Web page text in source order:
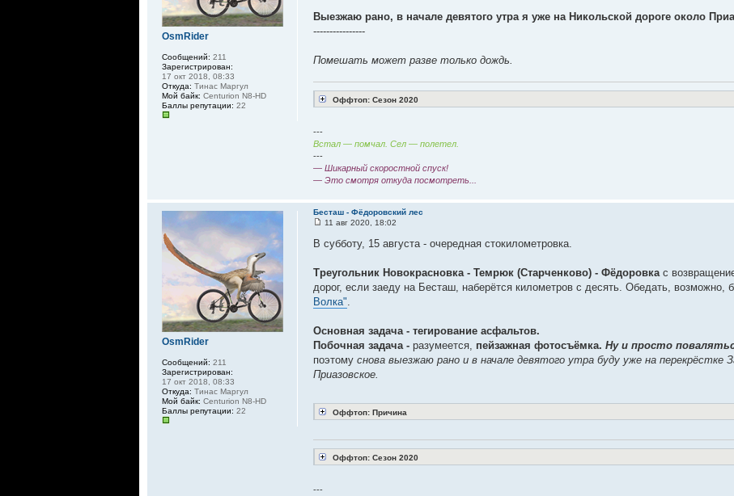
Выезжаю рано, в начале девятого утра я уже на Никольской дороге около
----------------
Помешать может разве только дождь.
Оффтоп: Сезон 2020
---
Встал — помчал. Сел — полетел.
---
— Шикарный скоростной спуск!
— Это смотря откуда посмотреть...
OsmRider
Сообщений: 211
Зарегистрирован:
17 окт 2018, 08:33
Откуда: Тинас Маргул
Мой байк: Centurion N8-HD
Баллы репутации: 22
Бесташ - Фёдоровский лес
11 авг 2020, 18:02
В субботу, 15 августа - очередная стокилометровка.
Треугольник Новокрасновка - Темрюк (Старченково) - Фёдоровка с
дорог, если заеду на Бесташ, наберётся километров с десять. Обедать, возможно,
Волка"
Основная задача - тегирование асфальтов.
Побочная задача - разумеется, пейзажная фотосъёмка. Ну и просто
поэтому снова выезжаю рано и в начале девятого утра буду уже на перекрёстке
Приазовское.
Оффтоп: Причина
Оффтоп: Сезон 2020
---
OsmRider
Сообщений: 211
Зарегистрирован:
17 окт 2018, 08:33
Откуда: Тинас Маргул
Мой байк: Centurion N8-HD
Баллы репутации: 22